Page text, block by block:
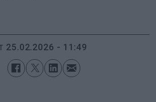
25.02.2026 - 11:49